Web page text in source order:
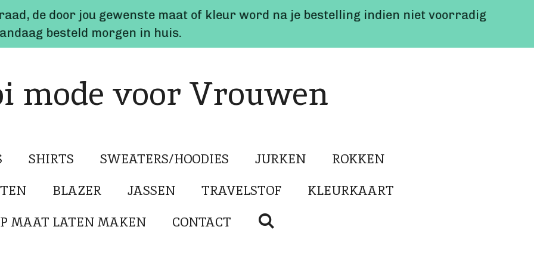
de door jou gewenste maat of kleur word na je bestelling indien niet voorradig
besteld morgen in huis.
mode voor Vrouwen
SHIRTS SWEATERS/HOODIES JURKEN
ROKKEN
BLAZER JASSEN TRAVELSTOF
KLEURKAART
MAAT LATEN MAKEN
CONTACT